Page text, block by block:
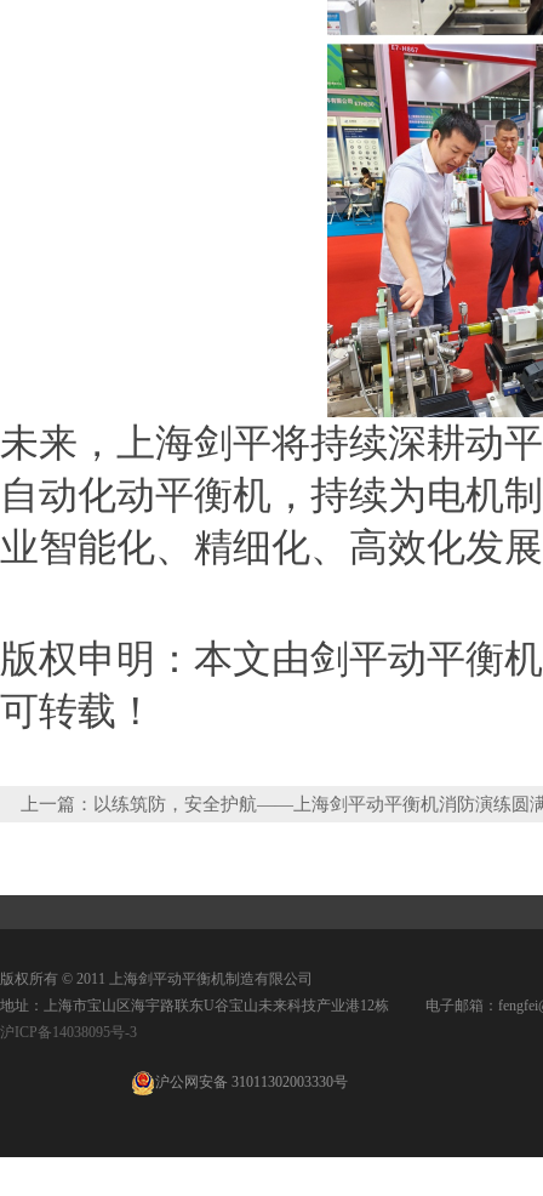
未来，上海剑平将持续深耕动
自动化动平衡机，持续为电机
业智能化、精细化、高效化发
版权申明：本文由剑平动平衡
可转载！
上一篇： 以练筑防，安全护航——上海剑平动平衡机消防演练圆
版权所有 © 2011 上海剑平动平衡机制造有限公司
地址：上海市宝山区海宇路联东U谷宝山未来科技产业港12栋 电子邮箱：
沪ICP备14038095号-3
沪公网安备 31011302003330号